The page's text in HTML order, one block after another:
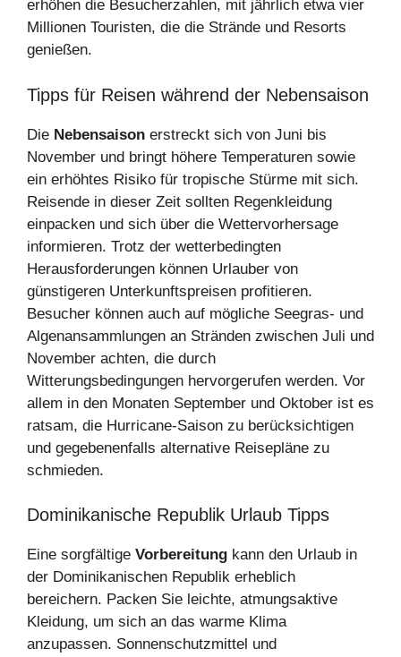
erhöhen die Besucherzahlen, mit jährlich etwa vier
Millionen Touristen, die die Strände und Resorts
genießen.
Tipps für Reisen während der Nebensaison
Die Nebensaison erstreckt sich von Juni bis
November und bringt höhere Temperaturen sowie
ein erhöhtes Risiko für tropische Stürme mit sich.
Reisende in dieser Zeit sollten Regenkleidung
einpacken und sich über die Wettervorhersage
informieren. Trotz der wetterbedingten
Herausforderungen können Urlauber von
günstigeren Unterkunftspreisen profitieren.
Besucher können auch auf mögliche Seegras- und
Algenansammlungen an Stränden zwischen Juli und
November achten, die durch
Witterungsbedingungen hervorgerufen werden. Vor
allem in den Monaten September und Oktober ist es
ratsam, die Hurricane-Saison zu berücksichtigen
und gegebenenfalls alternative Reisepläne zu
schmieden.
Dominikanische Republik Urlaub Tipps
Eine sorgfältige Vorbereitung kann den Urlaub in
der Dominikanischen Republik erheblich
bereichern. Packen Sie leichte, atmungsaktive
Kleidung, um sich an das warme Klima
anzupassen. Sonnenschutzmittel und